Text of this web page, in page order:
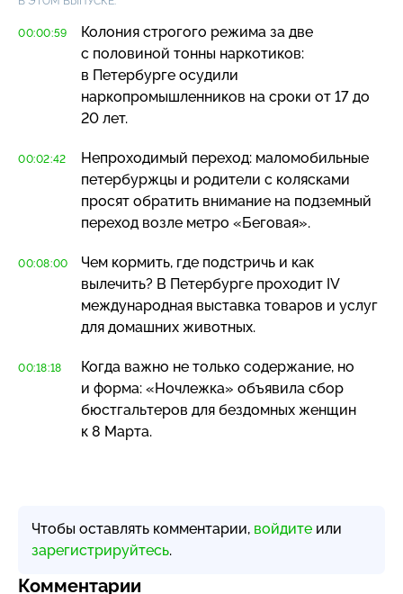
00:00:59
Колония строгого режима за две
с половиной тонны наркотиков:
в Петербурге осудили
наркопромышленников на сроки от 17 до
20 лет.
00:02:42
Непроходимый переход: маломобильные
петербуржцы и родители с колясками
просят обратить внимание на подземный
переход возле метро «Беговая».
00:08:00
Чем кормить, где подстричь и как
вылечить? В Петербурге проходит IV
международная выставка товаров и услуг
для домашних животных.
00:18:18
Когда важно не только содержание, но
и форма: «Ночлежка» объявила сбор
бюстгальтеров для бездомных женщин
к 8 Марта.
Чтобы оставлять комментарии, войдите или
зарегистрируйтесь.
Комментарии